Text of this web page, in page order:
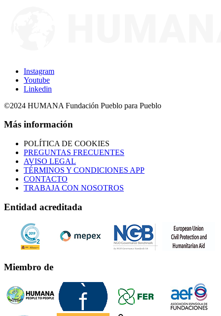
Instagram
Youtube
Linkedin
©2024 HUMANA Fundación Pueblo para Pueblo
Más información
POLÍTICA DE COOKIES
PREGUNTAS FRECUENTES
AVISO LEGAL
TÉRMINOS Y CONDICIONES APP
CONTACTO
TRABAJA CON NOSOTROS
Entidad acreditada
Miembro de